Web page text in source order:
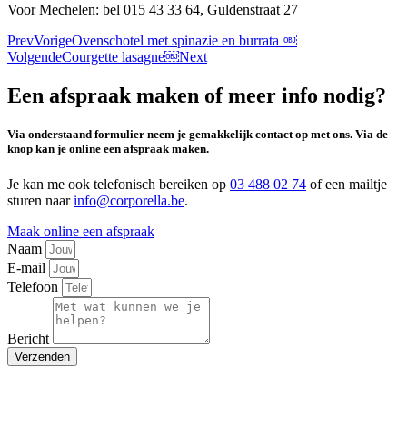
Voor Mechelen: bel 015 43 33 64, Guldenstraat 27
PrevVorigeOvenschotel met spinazie en burrata ￼
VolgendeCourgette lasagne￼Next
Een afspraak maken of meer info nodig?
Via onderstaand formulier neem je gemakkelijk contact op met ons. Via de
knop kan je online een afspraak maken.
Je kan me ook telefonisch bereiken op 03 488 02 74 of een mailtje
sturen naarinfo@corporella.be.
Maak online een afspraak
Naam
E-mail
Telefoon
Bericht
Verzenden